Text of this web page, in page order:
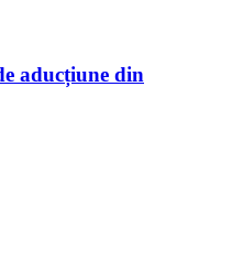
aducțiune din